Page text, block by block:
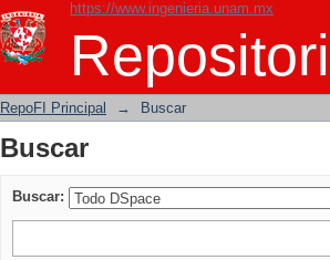
https://www.ingenieria.unam.mx
Buscar
RepoFI Principal → Buscar
Buscar
Buscar: